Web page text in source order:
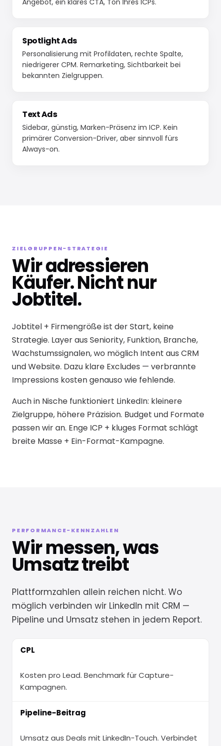
Angebot, ein klares CTA, Ton Ihres ICPs.
Spotlight Ads
Personalisierung mit Profildaten, rechte Spalte,
niedrigerer CPM. Remarketing, Sichtbarkeit bei
bekannten Zielgruppen.
Text Ads
Sidebar, günstig, Marken-Präsenz im ICP. Kein
primärer Conversion-Driver, aber sinnvoll fürs
Always-on.
ZIELGRUPPEN-STRATEGIE
Wir adressieren
Käufer. Nicht nur
Jobtitel.
Jobtitel + Firmengröße ist der Start, keine
Strategie. Layer aus Seniority, Funktion, Branche,
Wachstumssignalen, wo möglich Intent aus CRM
und Website. Dazu klare Excludes — verbrannte
Impressions kosten genauso wie fehlende.
Auch in Nische funktioniert LinkedIn: kleinere
Zielgruppe, höhere Präzision. Budget und Formate
passen wir an. Enge ICP + kluges Format schlägt
breite Masse + Ein-Format-Kampagne.
PERFORMANCE-KENNZAHLEN
Wir messen, was
Umsatz treibt
Plattformzahlen allein reichen nicht. Wo
möglich verbinden wir LinkedIn mit CRM —
Pipeline und Umsatz stehen in jedem Report.
Wir
was
Umsatz
KENNZAHL
CPL
Kosten pro Lead. Benchmark für Capture-
Kampagnen.
Pipeline-Beitrag
Umsatz aus Deals mit LinkedIn-Touch. Verbindet